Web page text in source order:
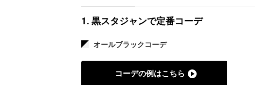
1. 黒スタジャンで定番コーデ
オールブラックコーデ
コーデの例はこちら